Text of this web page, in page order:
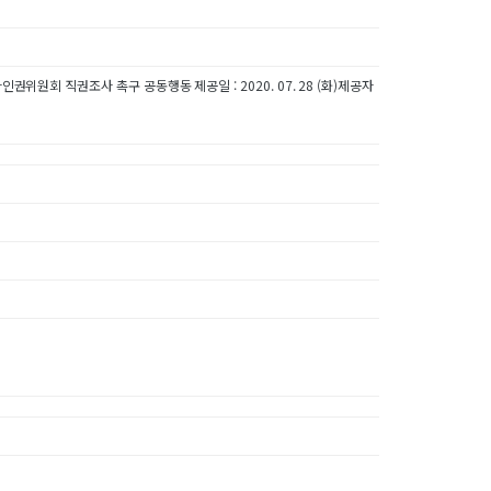
권위원회 직권조사 촉구 공동행동 제공일 : 2020. 07. 28 (화)제공자